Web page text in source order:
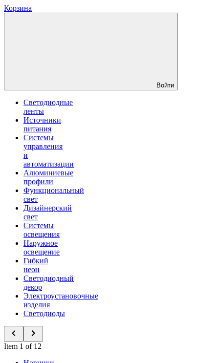
Корзина
Войти
Светодиодные
ленты
Источники
питания
Системы
управления
и
автоматизации
Алюминиевые
профили
Функциональный
свет
Дизайнерский
свет
Системы
освещения
Наружное
освещение
Гибкий
неон
Светодиодный
декор
Электроустановочные
изделия
Светодиоды
Item 1 of 12